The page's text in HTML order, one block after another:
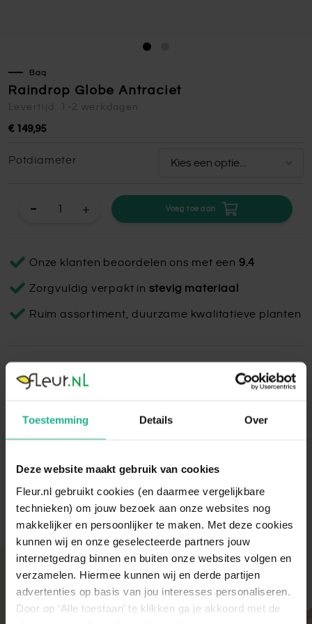
Toestemming Details Over
Deze website maakt gebruik van cookies
Fleur.nl gebruikt cookies (en daarmee vergelijkbare
technieken) om jouw bezoek aan onze websites nog
makkelijker en persoonlijker te maken. Met deze cookies
kunnen wij en onze geselecteerde partners jouw
internetgedrag binnen en buiten onze websites volgen en
verzamelen. Hiermee kunnen wij en derde partijen
advertenties op basis van jou interesses personaliseren.
Door op ‘Alle toestaan’ te klikken ga je akkoord met de
Baq
Raindrop Globe Antraciet
Levertijd: 1-2 werkdagen
€ 149,95
Potdiameter
+ Voeg toe aan
Onze klanten beoordelen ons met een 9.4
Zorgvuldig verpakt in stevig materiaal
Ruim assortiment, duurzame kwalitatieve planten
uitstraling voor binnen en buiten. Voor gebruik binnen is een
inzethoes noodzakelijk.
Met aandacht verpakt
Onze kamer- en tuinplanten komen elke ochtend
direct van de kweker binnen. Verser kan niet!